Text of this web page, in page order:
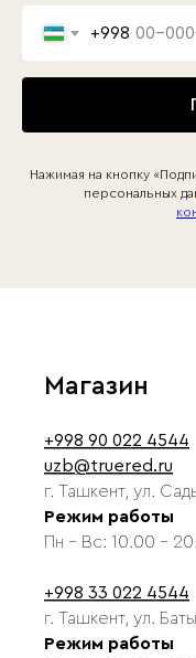
+998
Нажимая на кнопку
персональных
Магазин
+998 90 022 4544
uzb@truered.ru
г. Ташкент, ул.
Режим работы
Пн - Вс: 10.00 -
+998 33 022 4544
г. Ташкент, ул.
Режим работы